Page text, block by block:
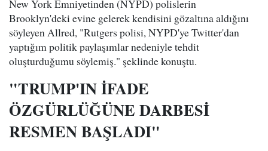
New York Emniyetinden (NYPD) polislerin
Brooklyn'deki evine gelerek kendisini gözaltına aldığını
söyleyen Allred, "Rutgers polisi, NYPD'ye Twitter'dan
yaptığım politik paylaşımlar nedeniyle tehdit
oluşturduğumu söylemiş." şeklinde konuştu.
"TRUMP'IN İFADE
ÖZGÜRLÜĞÜNE DARBESİ
RESMEN BAŞLADI"